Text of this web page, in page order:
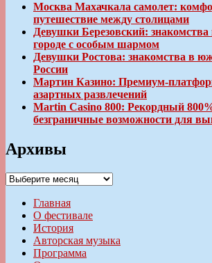
Москва Махачкала самолет:
путешествие между столицами
Девушки Березовский:
городе с особым шармом
Девушки Ростова: знакомства в
России
Мартин Казино: Премиум-
азартных развлечений
Martin Casino 800: Рекордный
безграничные возможности для
Архивы
Архивы
Главная
О фестивале
История
Авторская музыка
Программа